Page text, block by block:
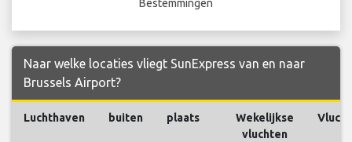
Bestemmingen
Naar welke locaties vliegt SunExpress van en naar
Brussels Airport?
Luchthaven buiten plaats
Wekelijkse
vluchten